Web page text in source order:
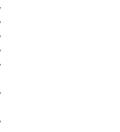
/
/
/
/
/
/
/